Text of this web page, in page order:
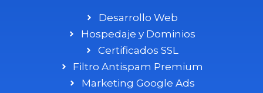
Desarrollo Web
Hospedaje y Dominios
Certificados SSL
Filtro Antispam Premium
Marketing Google Ads